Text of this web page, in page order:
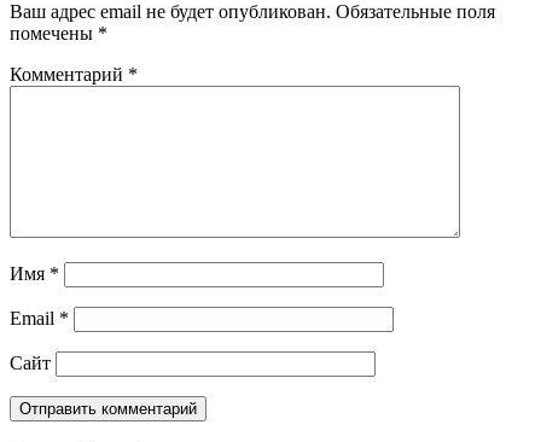
Ваш адрес email не будет опубликован. Обязательные поля
помечены *
Комментарий *
Имя *
Email *
Сайт